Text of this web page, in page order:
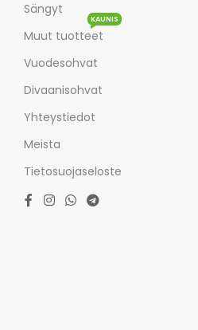
Sängyt
Muut tuotteet
KAUNIS
Vuodesohvat
Divaanisohvat
Yhteystiedot
Meista
Tietosuojaseloste